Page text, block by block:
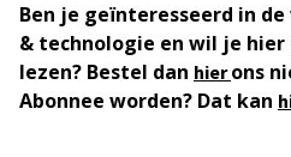
Ben je geïnteresseerd in
& technologie en wil je
lezen? Bestel dan hierons
Abonnee worden? Dat kan